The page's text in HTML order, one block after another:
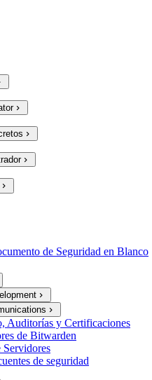
de Seguridad en Blanco
Auditorías y Certificaciones
de Bitwarden
Servidores
de seguridad